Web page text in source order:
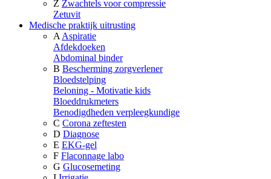
Z Zwachtels voor compressie
Zetuvit
Medische praktijk uitrusting
A Aspiratie
Afdekdoeken
Abdominal binder
B Bescherming zorgverlener
Bloedstelping
Beloning - Motivatie kids
Bloeddrukmeters
Benodigdheden verpleegkundige
C Corona zeftesten
D Diagnose
E EKG-gel
F Flaconnage labo
G Glucosemeting